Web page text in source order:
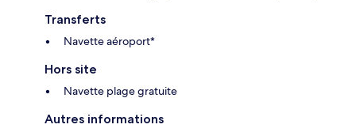
Transferts
Navette aéroport*
Hors site
Navette plage gratuite
Autres informations